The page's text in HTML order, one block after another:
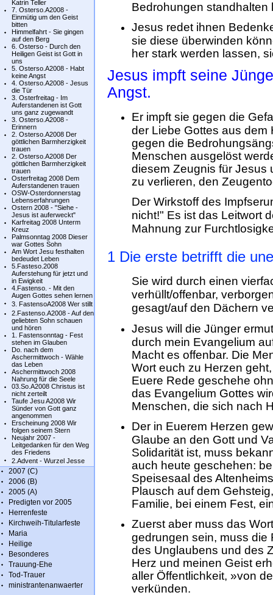
Katrin Teller
7. Osterso.A2008 -
Einmütig um den Geist
bitten
Himmelfahrt - Sie gingen
auf den Berg
6. Osterso - Durch den
Heiligen Geist ist Gott in
uns
5. Osterso.A2008 - Habt
keine Angst
4. Osterso.A2008 - Jesus
die Tür
3. Osterfreitag - Im
Auferstandenen ist Gott
uns ganz zugewandt
3. Osterso.A2008 -
Erinnern
2. Osterso.A2008 Der
göttlichen Barmherzigkeit
trauen
2. Osterso.A2008 Der
göttlichen Barmherzigkeit
trauen
Osterfreitag 2008 Dem
Auferstandenen trauen
OSW-Osterdonnerstag
Lebenserfahrungen
Ostern 2008 - "Siehe -
Jesus ist auferweckt"
Karfreitag 2008 Unterm
Kreuz
Palmsonntag 2008 Dieser
war Gottes Sohn
Am Wort Jesu festhalten
bedeudet Leben
5.Fasteso.2008
Auferstehung für jetzt und
in Ewigkeit
4.Fastenso. - Mit den
Augen Gottes sehen lernen
3. FastensoA2008 Wer stillt
2.Fastenso.A2008 - Auf den
geliebten Sohn schauen
und hören
1. Fastensonntag - Fest
stehen im Glauben
Do. nach dem
Aschermittwoch - Wähle
das Leben
Aschermittwoch 2008
Nahrung für die Seele
03.So.A2008 Christus ist
nicht zerteilt
Taufe Jesu A2008 Wir
Sünder von Gott ganz
angenommen
Erscheinung 2008 Wir
folgen seinem Stern
Neujahr 2007 -
Leitgedanken für den Weg
des Friedens
2.Advent - Wurzel Jesse
2007 (C)
2006 (B)
2005 (A)
Predigten vor 2005
Herrenfeste
Kirchweih-Titularfeste
Maria
Heilige
Besonderes
Trauung-Ehe
Tod-Trauer
ministrantenanwaerter
Bedrohungen standhalten
Jesus redet ihnen
sie diese überwinden
her stark werden lassen,
Jesus impft seine
Angst.
Er impft sie gegen die
der Liebe Gottes aus dem
gegen die
Menschen ausgelöst
diesem Zeugnis für Jesus
zu verlieren, den
Der Wirkstoff des
nicht!" Es ist das Leitwort
Mahnung zur
1 Die erste betrifft die
Sie wird durch einen
verhüllt/offenbar,
gesagt/auf den Dächern
Jesus will die Jünger
durch mein Evangelium
Macht es offenbar. Die
Wort euch zu Herzen
Euere Rede geschehe
das Evangelium Gottes
Menschen, die sich nach
Der in Euerem Herzen
Glaube an den Gott und
Solidarität ist, muss
auch heute geschehen:
Speisesaal des
Plausch auf dem
Familie, bei einem Fest,
Zuerst aber muss das
gedrungen sein, muss die
des Unglaubens und des
Herz und meinen Geist
aller Öffentlichkeit, »von
verkünden.